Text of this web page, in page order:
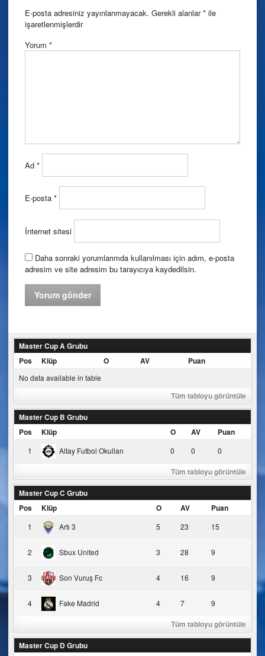
E-posta adresiniz yayınlanmayacak. Gerekli alanlar* ile
işaretlenmişlerdir
Yorum *
Ad *
E-posta *
İnternet sitesi
Daha sonraki yorumlarımda kullanılması için adım, e-posta
adresim ve site adresim bu tarayıcıya kaydedilsin.
Master Cup A Grubu
Pos
Klüp O AV Puan
No data available in table
Tüm tabloyu görüntüle
Master Cup B Grubu
Pos
Klüp O AV Puan
1 Altay Futbol Okulları 0 0 0
Tüm tabloyu görüntüle
Master Cup C Grubu
Pos
Klüp O AV Puan
1 Artı 3 5 23 15
2 Sbux United 3 28 9
3 Son Vuruş Fc 4 16 9
4 Fake Madrid 4 7 9
Tüm tabloyu görüntüle
Master Cup D Grubu